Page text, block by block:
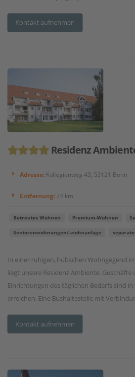
Kontakt aufnehmen
Residenz
Adresse: Kollegienweg 43, 53121 Bonn
Entfernung: 24 km
Betreutes Wohnen Premium-Wohnen
Seniorenwohnungen/-wohnanlage
In einer ruhigen, hübschen Wohngegend
liegt unsere Residenz Ambiente. Geschäfte
Einrichtungen des täglichen Bedarfs sind
erreichen. Eine Bushaltestelle mit
Kontakt aufnehmen